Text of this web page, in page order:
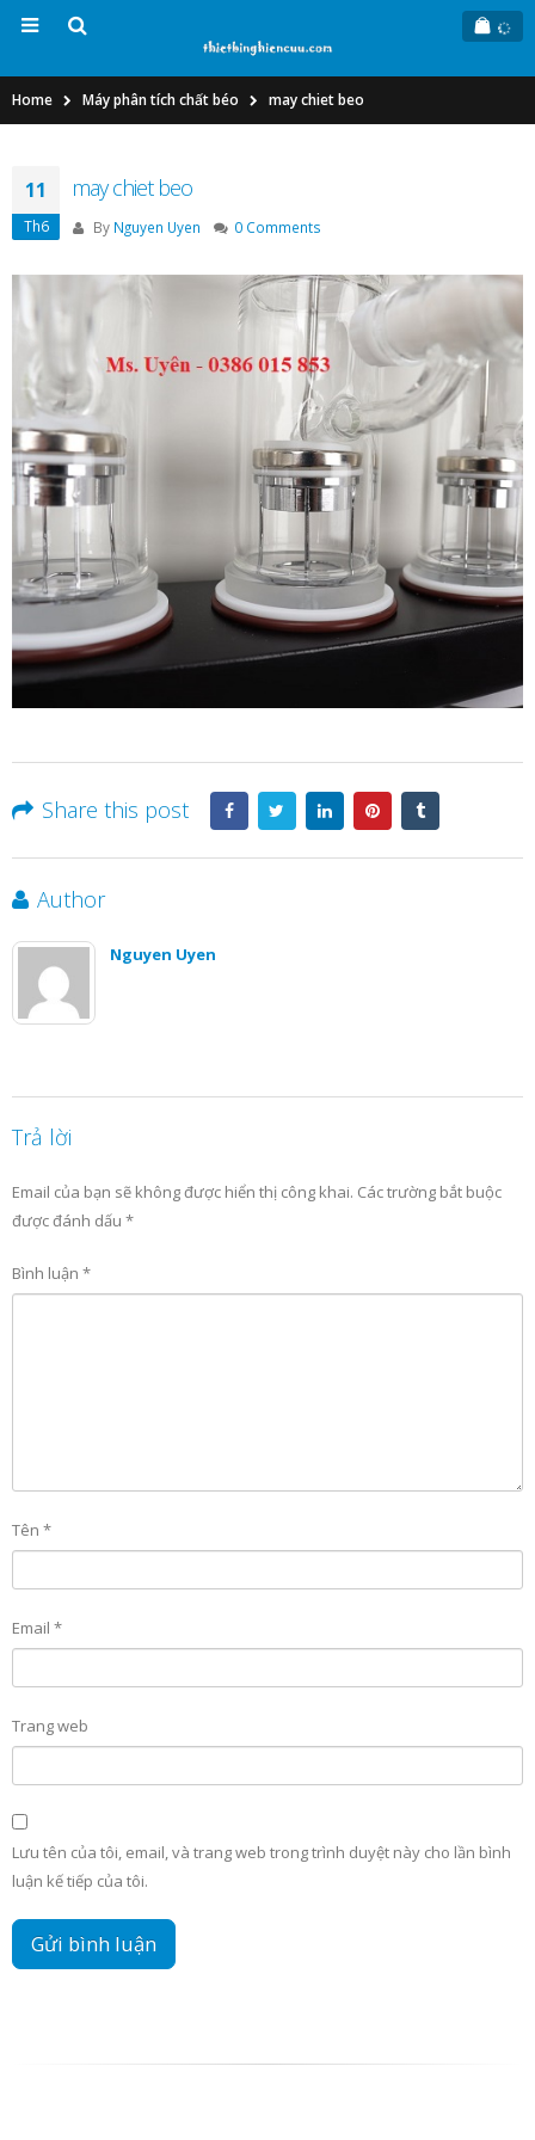
Home Máy phân tích chất béo may chiet beo
11
Th6
may chiet beo
By Nguyen Uyen 0 Comments
Share this post
Author
Nguyen Uyen
Trả lời
Email của bạn sẽ không được hiển thị công khai. Các trường bắt buộc
được đánh dấu *
Bình luận *
Tên *
Email *
Trang web
Lưu tên của tôi, email, và trang web trong trình duyệt này cho lần bình
luận kế tiếp của tôi.